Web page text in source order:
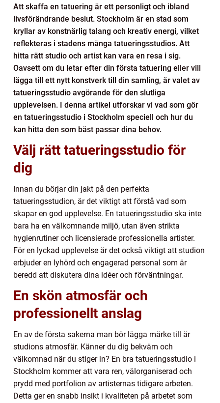
Att skaffa en tatuering är ett personligt och ibland
livsförändrande beslut. Stockholm är en stad som
kryllar av konstnärlig talang och kreativ energi, vilket
reflekteras i stadens många tatueringsstudios. Att
hitta rätt studio och artist kan vara en resa i sig.
Oavsett om du letar efter din första tatuering eller vill
lägga till ett nytt konstverk till din samling, är valet av
tatueringsstudio avgörande för den slutliga
upplevelsen. I denna artikel utforskar vi vad som gör
en tatueringsstudio i Stockholm speciell och hur du
kan hitta den som bäst passar dina behov.
Välj rätt tatueringsstudio för
dig
Innan du börjar din jakt på den perfekta
tatueringsstudion, är det viktigt att förstå vad som
skapar en god upplevelse. En tatueringsstudio ska inte
bara ha en välkomnande miljö, utan även strikta
hygienrutiner och licensierade professionella artister.
För en lyckad upplevelse är det också viktigt att studion
erbjuder en lyhörd och engagerad personal som är
beredd att diskutera dina idéer och förväntningar.
En skön atmosfär och
professionellt anslag
En av de första sakerna man bör lägga märke till är
studions atmosfär. Känner du dig bekväm och
välkomnad när du stiger in? En bra tatueringsstudio i
Stockholm kommer att vara ren, välorganiserad och
prydd med portfolion av artisternas tidigare arbeten.
Detta ger en snabb insikt i kvaliteten på arbetet som